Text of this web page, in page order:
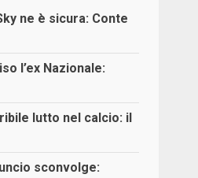
ne è sicura: Conte
l’ex Nazionale:
lutto nel calcio: il
sconvolge: